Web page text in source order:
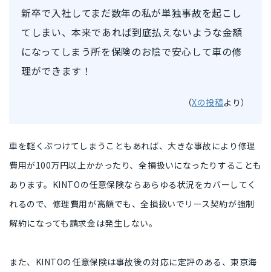
新卒で入社してまだ数年の私が単独事故を起こし
てしまい、本来であれば到底払えないような金額
になってしまう所を保険のお陰で安心して車の修
理ができます！
（Xの投稿より）
車を軽くぶつけてしまうこともあれば、大きな事故により 修理
費用が100万円以上かかったり、 全損扱いになったりすることも
あります。KINTOの任意保険ならあらゆる状況をカバーしてく
れるので、修理費用が高額でも、全損扱いでリース契約が強制
解約になっても請求金は発生しない。
また、KINTOの任意保険は事故後の対応に定評のある、東京海